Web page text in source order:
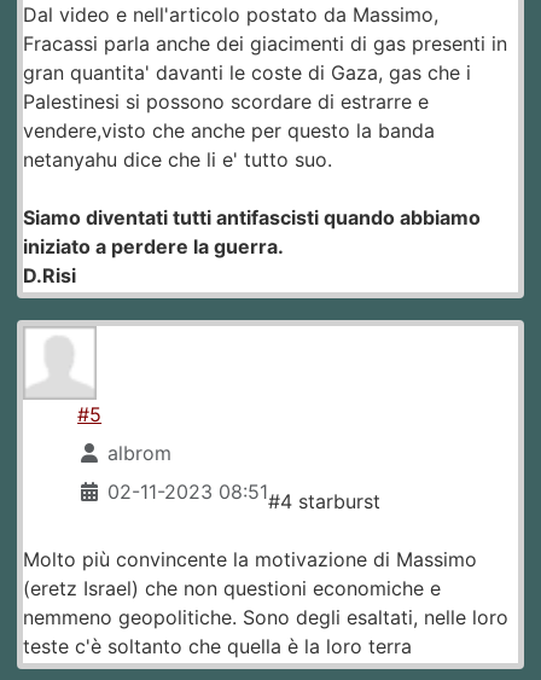
Dal video e nell'articolo postato da Massimo,
Fracassi parla anche dei giacimenti di gas presenti in
gran quantita' davanti le coste di Gaza, gas che i
Palestinesi si possono scordare di estrarre e
vendere,visto che anche per questo la banda
netanyahu dice che li e' tutto suo.
Siamo diventati tutti antifascisti quando abbiamo
iniziato a perdere la guerra.
D.Risi
#5
albrom
02-11-2023 08:51#4 starburst
Molto più convincente la motivazione di Massimo
(eretz Israel) che non questioni economiche e
nemmeno geopolitiche. Sono degli esaltati, nelle loro
teste c'è soltanto che quella è la loro terra